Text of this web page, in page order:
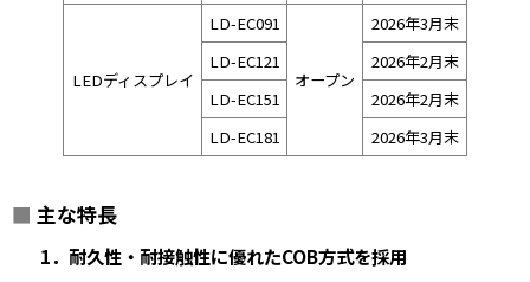
LEDディスプレイ
LD-EC091
オープン
2026年3月末
LD-EC121
2026年2月末
LD-EC151
2026年2月末
LD-EC181
2026年3月末
■ 主な特長
1．耐久性・耐接触性に優れたCOB方式を採用